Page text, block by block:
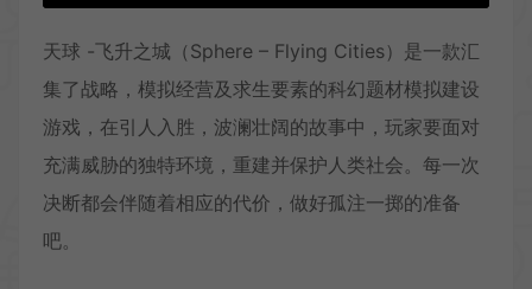
天球 -飞升之城（Sphere – Flying Cities）是一款汇
集了战略，模拟经营及求生要素的科幻题材模拟建设
游戏，在引人入胜，波澜壮阔的故事中，玩家要面对
充满威胁的独特环境，重建并保护人类社会。每一次
决断都会伴随着相应的代价，做好孤注一掷的准备
吧。